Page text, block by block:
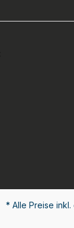
* Alle Preise